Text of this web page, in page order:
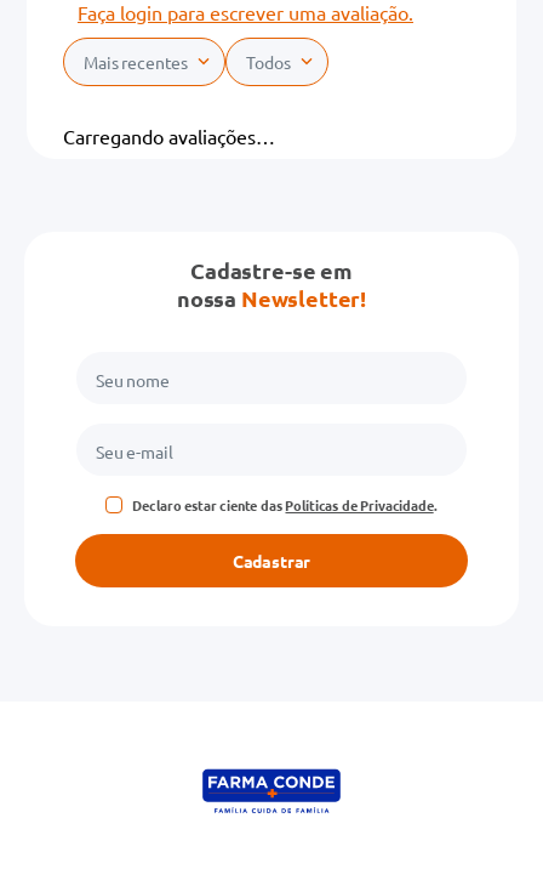
Faça login para escrever uma avaliação.
Mais recentes Todos
Carregando avaliações…
Cadastre-se em
nossa Newsletter!
Declaro estar ciente dasPolíticas de Privacidade.
Cadastrar